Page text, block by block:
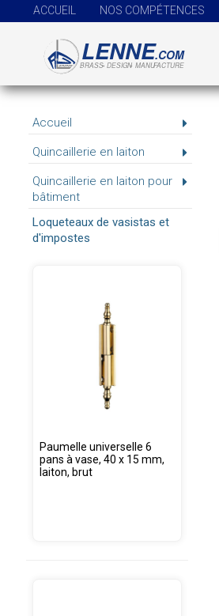
ACCUEIL NOS COMPÉTENCES
Accueil
Quincaillerie en laiton
Quincaillerie en laiton pour
bâtiment
Loqueteaux de vasistas et
d'impostes
Paumelle universelle 6
pans à vase, 40 x 15 mm,
laiton, brut